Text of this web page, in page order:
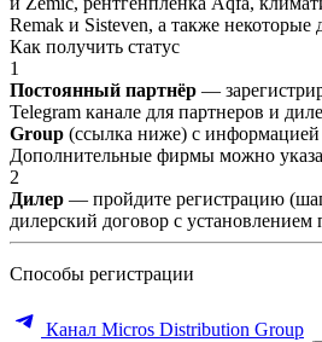
Remak и Sisteven, а также некоторые
Как получить статус
1
Постоянный партнёр —
Telegram канале для партнеров и
Group (ссылка ниже) с
Дополнительные фирмы можно
2
Дилер — пройдите регистрацию
дилерский договор с установлением
Способы регистрации
Канал Micros Distribution Group